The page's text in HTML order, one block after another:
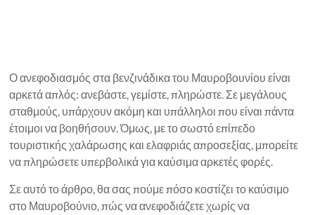
Ο ανεφοδιασμός στα βενζινάδικα του Μαυροβουνίου είναι
αρκετά απλός: ανεβάστε, γεμίστε, πληρώστε. Σε μεγάλους
σταθμούς, υπάρχουν ακόμη και υπάλληλοι που είναι πάντα
έτοιμοι να βοηθήσουν. Όμως, με το σωστό επίπεδο
τουριστικής χαλάρωσης και ελαφριάς απροσεξίας, μπορείτε
να πληρώσετε υπερβολικά για καύσιμα αρκετές φορές.
Σε αυτό το άρθρο, θα σας πούμε πόσο κοστίζει το καύσιμο
στο Μαυροβούνιο, πώς να ανεφοδιάζετε χωρίς να